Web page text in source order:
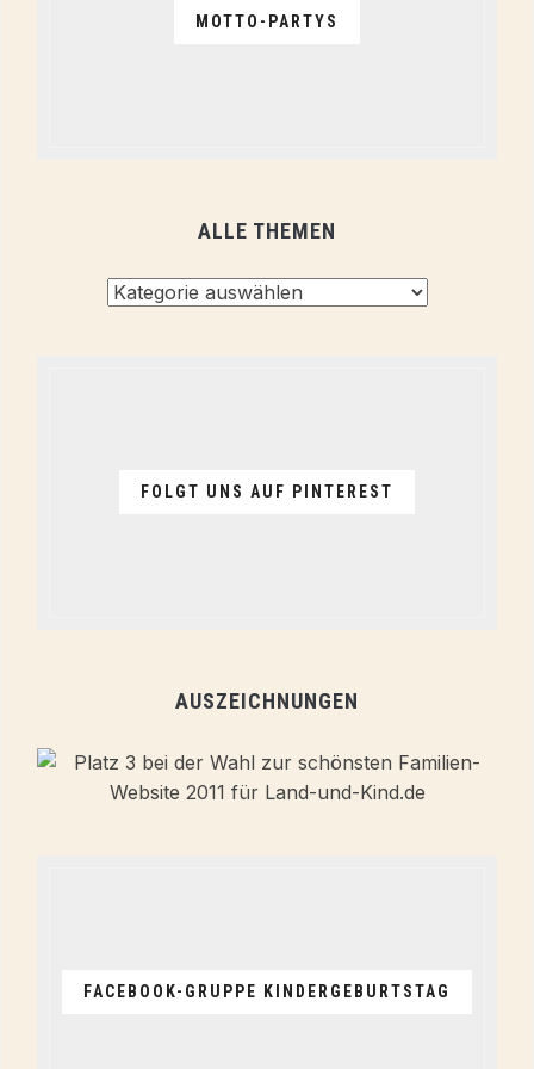
MOTTO-PARTYS
ALLE THEMEN
FOLGT UNS AUF PINTEREST
AUSZEICHNUNGEN
FACEBOOK-GRUPPE KINDERGEBURTSTAG